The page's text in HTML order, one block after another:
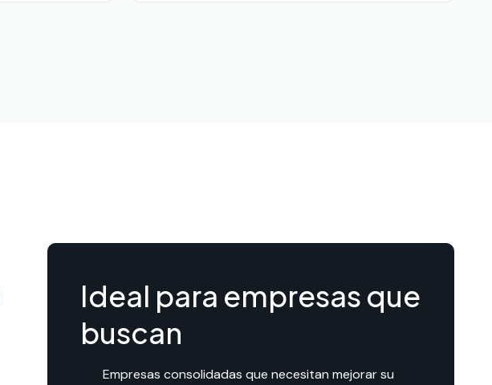
Ideal para empresas que
buscan
Empresas consolidadas que necesitan mejorar su